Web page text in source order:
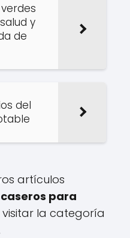
y
de
del
artículos
para
la categoría